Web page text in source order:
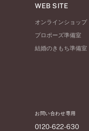
WEB SITE
オンラインショップ
プロポーズ準備室
結婚のきもち準備室
お問い合わせ専用
0120-622-630